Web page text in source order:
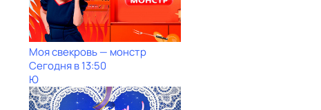
Моя свекровь — монстр
Сегодня в 13:50
Ю